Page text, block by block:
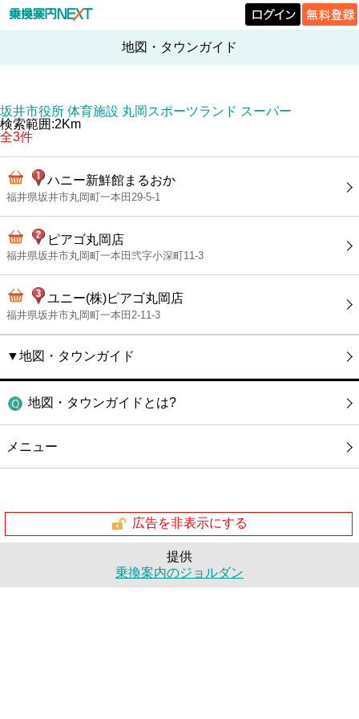
地図・タウンガイド
坂井市役所 体育施設 丸岡スポーツランド スーパー
検索範囲:2Km
全3件
ハニー新鮮館まるおか
福井県坂井市丸岡町一本田29-5-1
ピアゴ丸岡店
福井県坂井市丸岡町一本田弐字小深町11-3
ユニー(株)ピアゴ丸岡店
福井県坂井市丸岡町一本田2-11-3
▼地図・タウンガイド
地図・タウンガイドとは?
メニュー
広告を非表示にする
提供
乗換案内のジョルダン